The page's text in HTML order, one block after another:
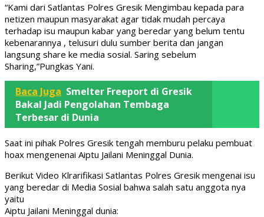
“Kami dari Satlantas Polres Gresik Mengimbau kepada para
netizen maupun masyarakat agar tidak mudah percaya
terhadap isu maupun kabar yang beredar yang belum tentu
kebenarannya , telusuri dulu sumber berita dan jangan
langsung share ke media sosial. Saring sebelum
Sharing,”Pungkas Yani.
Baca Juga Smelter Freeport di Gresik
Bakal Jadi Pengolahan Tembaga
Terbesar di Dunia
Saat ini pihak Polres Gresik tengah memburu pelaku pembuat
hoax mengenenai Aiptu Jailani Meninggal Dunia.
Berikut Video Klrarifikasi Satlantas Polres Gresik mengenai isu
yang beredar di Media Sosial bahwa salah satu anggota nya
yaitu
Aiptu Jailani Meninggal dunia: